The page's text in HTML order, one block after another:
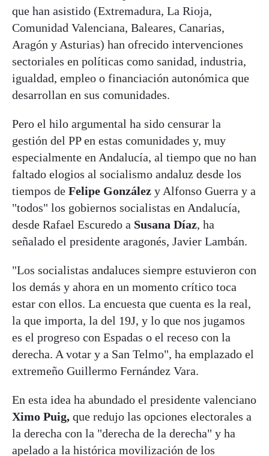
que han asistido (Extremadura, La Rioja,
Comunidad Valenciana, Baleares, Canarias,
Aragón y Asturias) han ofrecido intervenciones
sectoriales en políticas como sanidad, industria,
igualdad, empleo o financiación autonómica que
desarrollan en sus comunidades.
Pero el hilo argumental ha sido censurar la
gestión del PP en estas comunidades y, muy
especialmente en Andalucía, al tiempo que no han
faltado elogios al socialismo andaluz desde los
tiempos de Felipe González y Alfonso Guerra y a
"todos" los gobiernos socialistas en Andalucía,
desde Rafael Escuredo a Susana Díaz, ha
señalado el presidente aragonés, Javier Lambán.
"Los socialistas andaluces siempre estuvieron con
los demás y ahora en un momento crítico toca
estar con ellos. La encuesta que cuenta es la real,
la que importa, la del 19J, y lo que nos jugamos
es el progreso con Espadas o el receso con la
derecha. A votar y a San Telmo", ha emplazado el
extremeño Guillermo Fernández Vara.
En esta idea ha abundado el presidente valenciano
Ximo Puig, que redujo las opciones electorales a
la derecha con la "derecha de la derecha" y ha
apelado a la histórica movilización de los